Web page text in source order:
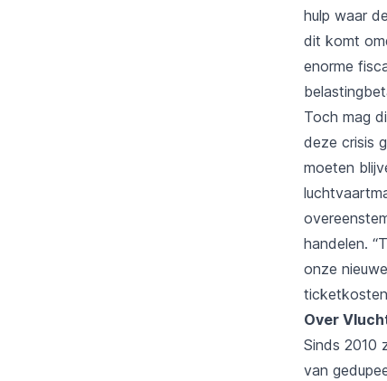
hulp waar
dit komt
enorme
Toch mag
deze crisis
moeten
handelen.
onze
Over
Sinds 2010
van